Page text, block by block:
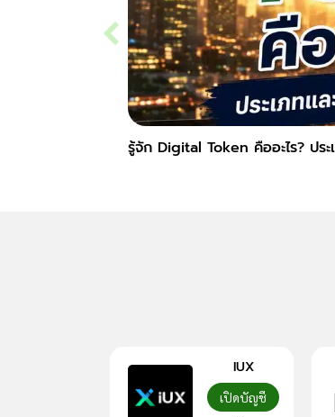
รู้จัก Digital Token คืออะไร? ปร
IUX
เปิดบัญชี